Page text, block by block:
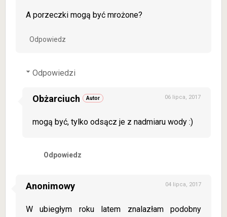
A porzeczki mogą być mrożone?
Odpowiedz
Odpowiedzi
Obżarciuch 06 lipca, 2017
mogą być, tylko odsącz je z nadmiaru wody :)
Odpowiedz
Anonimowy 04 lipca, 2017
W ubiegłym roku latem znalazłam podobny